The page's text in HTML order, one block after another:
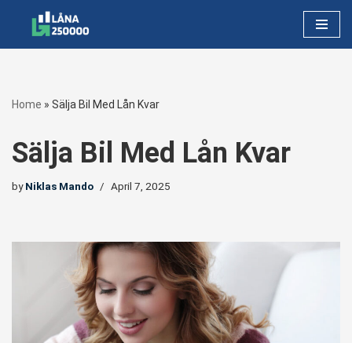
Home » Sälja Bil Med Lån Kvar
Sälja Bil Med Lån Kvar
byNiklas Mando April 7, 2025